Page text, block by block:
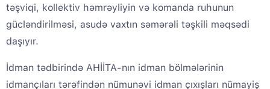
təşviqi, kollektiv həmrəyliyin və komanda ruhunun
gücləndirilməsi, asudə vaxtın səmərəli təşkili məqsədi
daşıyır.
İdman tədbirində AHİİTA-nın idman bölmələrinin
idmançıları tərəfindən nümunəvi idman çıxışları nümayiş